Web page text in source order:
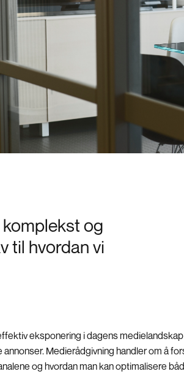
og
til hvordan vi
eksponering i dagens
annonser. Medierådgivning handler om å
og hvordan man kan optimalisere